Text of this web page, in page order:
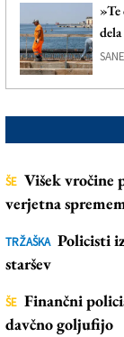
ŠE Višek vročine
verjetna
TRŽAŠKA Policisti
staršev
ŠE Finančni
davčno goljufijo